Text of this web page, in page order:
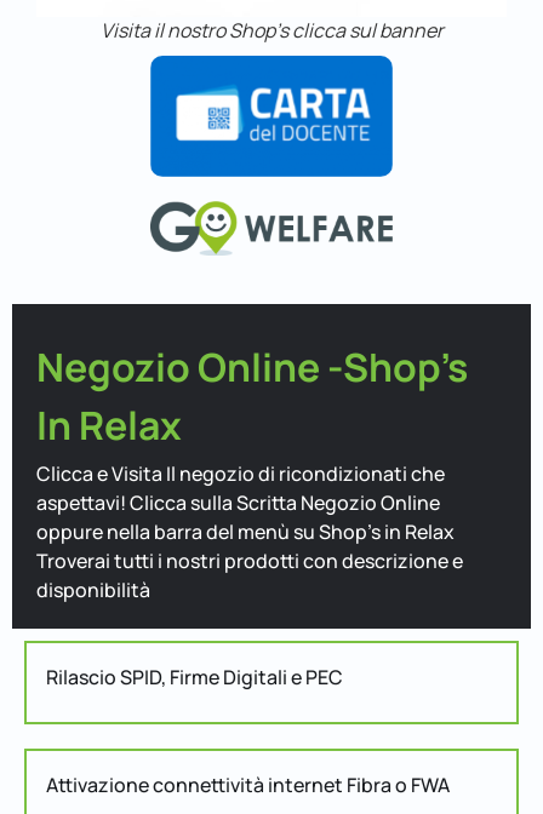
Visita il nostro Shop's clicca sul banner
Negozio Online -Shop's
In Relax
Clicca e Visita Il negozio di ricondizionati che
aspettavi! Clicca sulla Scritta Negozio Online
oppure nella barra del menù su Shop's in Relax
Troverai tutti i nostri prodotti con descrizione e
disponibilità
Rilascio SPID, Firme Digitali e PEC
Attivazione connettività internet Fibra o FWA